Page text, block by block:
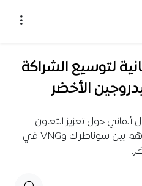
لتوسيع الشراكة
الأخضر
حول تعزيز التعاون
الطاقوي ومتابعة مذكرة التفاهم بين سوناطراك وVNG في